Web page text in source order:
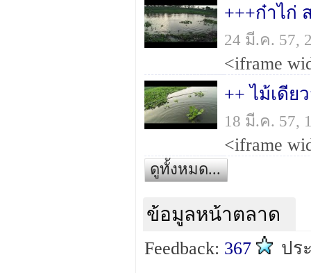
+++ก๋าไก่
24 มี.ค. 57,
++ ไม้เดีย
18 มี.ค. 57,
ดูทั้งหมด...
ข้อมูลหน้าตลาด
Feedback: 367 ปร